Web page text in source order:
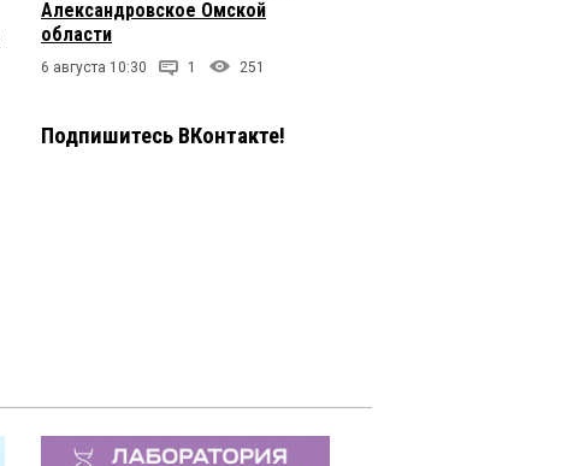
Александровское Омской
области
6 августа 10:30 1 251
Подпишитесь ВКонтакте!